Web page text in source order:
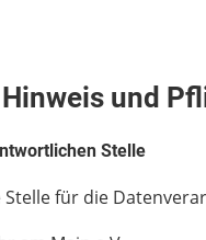
und
Stelle
für die